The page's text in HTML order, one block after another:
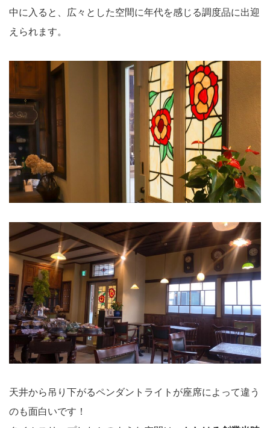
中に入ると、広々とした空間に年代を感じる調度品に出迎
えられます。
天井から吊り下がるペンダントライトが座席によって違う
のも面白いです！